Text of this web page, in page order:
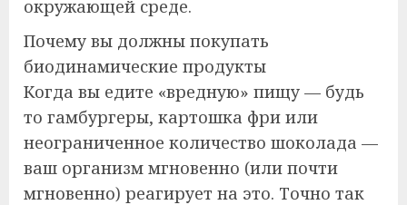
окружающей среде.
Почему вы должны покупать
биодинамические продукты
Когда вы едите «вредную» пищу — будь
то гамбургеры, картошка фри или
неограниченное количество шоколада —
ваш организм мгновенно (или почти
мгновенно) реагирует на это. Точно так